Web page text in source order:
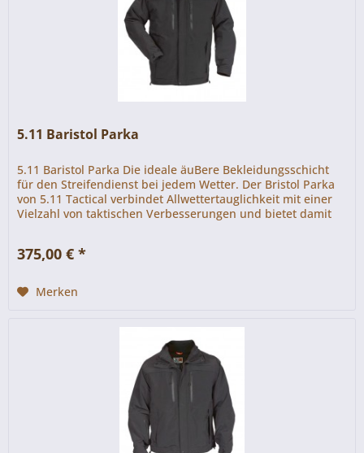
5.11 Baristol Parka
5.11 Baristol Parka Die ideale äuBere Bekleidungsschicht
für den Streifendienst bei jedem Wetter. Der Bristol Parka
von 5.11 Tactical verbindet Allwettertauglichkeit mit einer
Vielzahl von taktischen Verbesse­rungen und bietet damit
375,00 € *
Merken